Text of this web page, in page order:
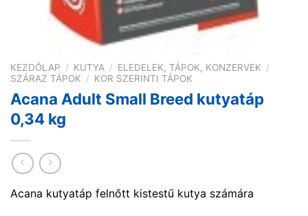
KEZDŐLAP / KUTYA / ELEDELEK, TÁPOK, KONZERVEK /
SZÁRAZ TÁPOK / KOR SZERINTI TÁPOK
Acana Adult Small Breed kutyatáp
0,34 kg
Acana kutyatáp felnőtt kistestű kutya számára